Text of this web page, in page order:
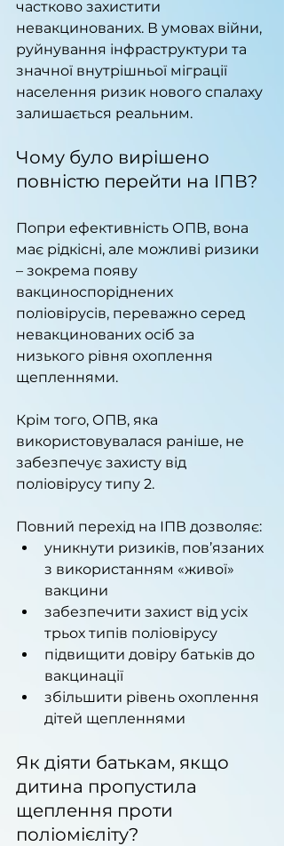
частково захистити
невакцинованих. В умовах війни,
руйнування інфраструктури та
значної внутрішньої міграції
населення ризик нового спалаху
залишається реальним.
Чому було вирішено
повністю перейти на ІПВ?
Попри ефективність ОПВ, вона
має рідкісні, але можливі ризики
– зокрема появу
вакциноспоріднених
поліовірусів, переважно серед
невакцинованих осіб за
низького рівня охоплення
щепленнями.
Крім того, ОПВ, яка
використовувалася раніше, не
забезпечує захисту від
поліовірусу типу 2.
Повний перехід на ІПВ дозволяє:
уникнути ризиків, пов’язаних
з використанням «живої»
вакцини
забезпечити захист від усіх
трьох типів поліовірусу
підвищити довіру батьків до
вакцинації
збільшити рівень охоплення
дітей щепленнями
Як діяти батькам, якщо
дитина пропустила
щеплення проти
поліомієліту?